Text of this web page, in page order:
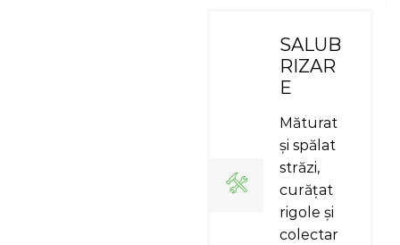
SALUB
RIZAR
E
Măturat
și spălat
străzi,
curățat
rigole și
colectar